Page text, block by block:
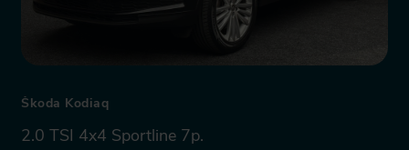
Škoda Kodiaq
2.0 TSI 4x4 Sportline 7p.